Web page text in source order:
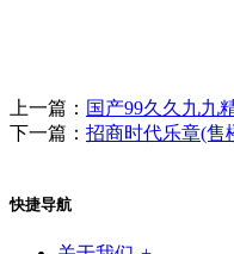
上一篇： 国产99久久九九
下一篇： 招商时代乐章(售
快捷导航